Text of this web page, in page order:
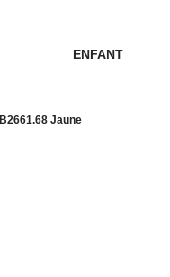
ENFANT
B2661.68 Jaune